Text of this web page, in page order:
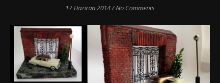
17 Haziran 2014/No Comments